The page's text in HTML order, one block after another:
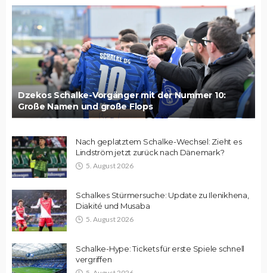
Dzekos Schalke-Vorgänger mit der Nummer 10:
Große Namen und große Flops
Nach geplatztem Schalke-Wechsel: Zieht es
Lindström jetzt zurück nach Dänemark?
5. August 2026
Schalkes Stürmersuche: Update zu Ilenikhena,
Diakité und Musaba
5. August 2026
Schalke-Hype: Tickets für erste Spiele schnell
vergriffen